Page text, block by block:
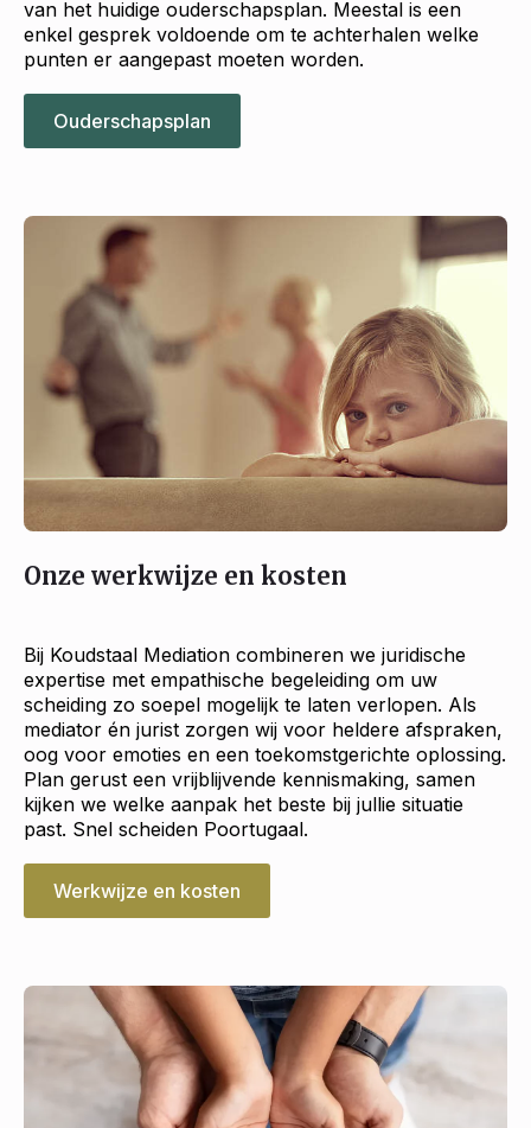
van het huidige ouderschapsplan. Meestal is een
enkel gesprek voldoende om te achterhalen welke
punten er aangepast moeten worden.
Ouderschapsplan
Onze werkwijze en kosten
Bij Koudstaal Mediation combineren we juridische
expertise met empathische begeleiding om uw
scheiding zo soepel mogelijk te laten verlopen. Als
mediator én jurist zorgen wij voor heldere afspraken,
oog voor emoties en een toekomstgerichte oplossing.
Plan gerust een vrijblijvende kennismaking, samen
kijken we welke aanpak het beste bij jullie situatie
past. Snel scheiden Poortugaal.
Werkwijze en kosten